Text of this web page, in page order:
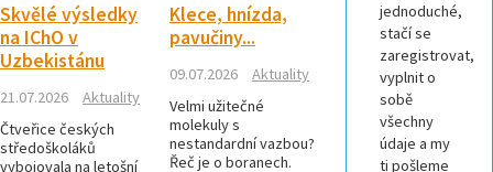
Skvělé výsledky
na IChO v
Uzbekistánu
21.07.2026
Aktuality
Čtveřice českých
středoškoláků
vybojovala na letošní
Klece, hnízda,
pavučiny...
09.07.2026
Aktuality
Velmi užitečné
molekuly s
nestandardní vazbou?
Řeč je o boranech.
jednoduché,
stačí se
zaregistrovat,
vyplnit o
sobě
všechny
údaje a my
ti pošleme